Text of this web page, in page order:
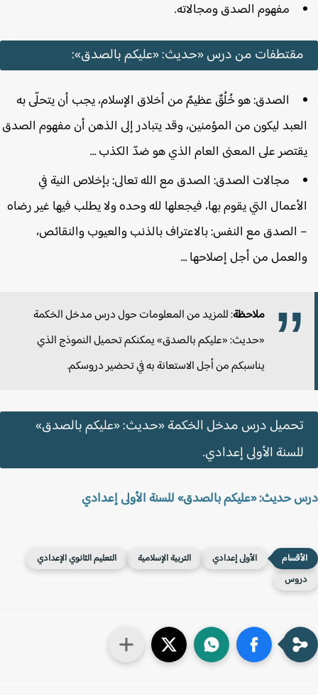
مفهوم الصدق ومجالاته.
مقتطفات من درس «حديث: «عليكم بالصدق»:
الصدق: هو خُلُقٌ عظيمٌ من أخلاق الإسلام، يجب أن يتحلّى به
ليكون من المؤمنين، وقد يتبادر إلى الذهن أن مفهوم الصدق
على المعنى العام الذي هو ضدّ الكذب …
مجالات الصدق: الصدق مع الله تعالى: بإخلاص النية في
التي يقوم بها، فيجعلها لله وحده ولا يطلب فيها غير رضاه
الصدق مع النفس: بالاعتراف بالذنب والعيوب والنقائص،
من أجل إصلاحها …
ملاحظة: للمزيد من المعلومات حول درس مدخل الخكمة
«حديث: «عليكم بالصدق» يمكنكم تحميل النموذج الذي
يناسبكم من أجل الاستعانة به في تحضير دروسكم.
تحميل درس مدخل الخكمة «حديث: «عليكم بالصدق»
للسنة الأولى إعدادي.
حديث: «عليكم بالصدق» للسنة الأولى إعدادي
الأولى إعدادي التربية الإسلامية
التعليم الثانوي الإعدادي